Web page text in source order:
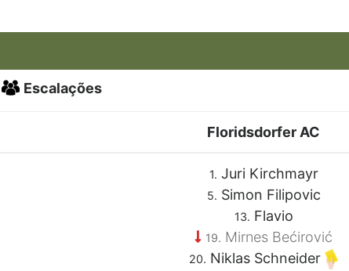
Escalações
Floridsdorfer AC
1. Juri Kirchmayr
5. Simon Filipovic
13. Flavio
19. Mirnes Bećirović
20. Niklas Schneider